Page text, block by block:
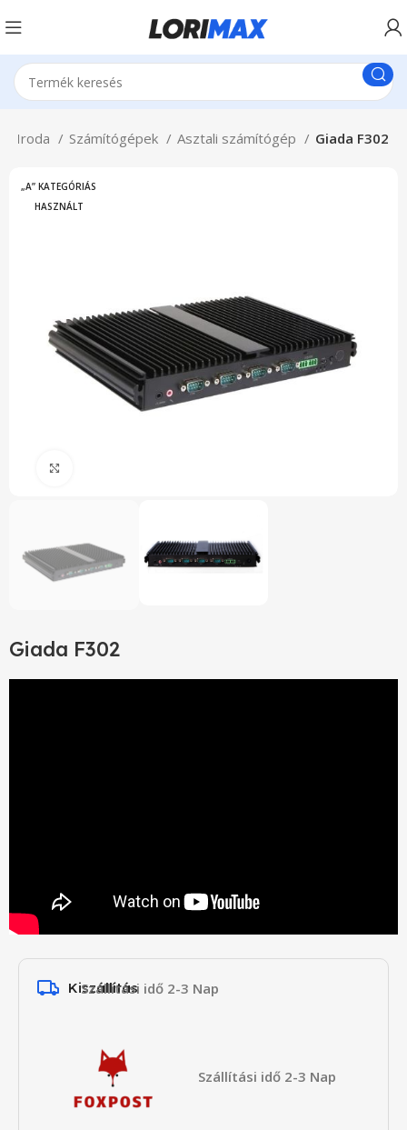
& Iroda Számítógépek Asztali számítógép Giada F302
„A” KATEGÓRIÁS
HASZNÁLT
Giada F302
Kiszállítás
Szállítási idő 2-3 Nap
Szállítási idő 2-3 Nap